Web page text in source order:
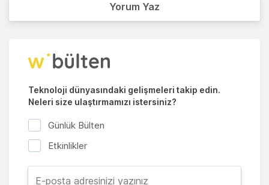
Yorum Yaz
Teknoloji dünyasındaki gelişmeleri takip edin.
Neleri size ulaştırmamızı istersiniz?
Günlük Bülten
Etkinlikler